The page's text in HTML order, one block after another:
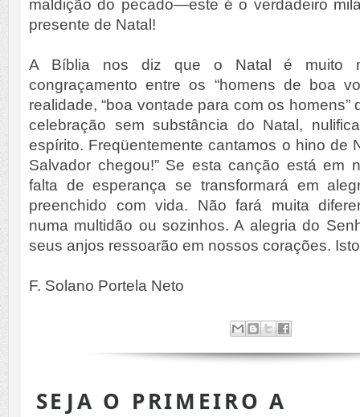
maldição do pecado—este é o verdadeiro
presente de Natal!
A Bíblia nos diz que o Natal é muito
congraçamento entre os “homens de boa
realidade, “boa vontade para com os homens”
celebração sem substância do Natal,
espírito. Freqüentemente cantamos o hino de
Salvador chegou!” Se esta canção está em
falta de esperança se transformará em
preenchido com vida. Não fará muita
numa multidão ou sozinhos. A alegria do
seus anjos ressoarão em nossos corações.
F. Solano Portela Neto
SEJA O PRIMEIRO A